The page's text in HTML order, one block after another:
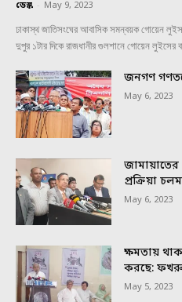
ডেস্ক - May 9, 2023
ঢাকাস্থ জাতিসংঘের আবাসিক সমন্বয়ক গোয়েন
দুপুর ১টার দিকে রাজধানীর গুলশানে গোয়েন
জনগণ
May 6, 2023
প্রক্রিয়া
May 6, 2023
ক্ষমতায়
করছে:
May 5, 2023